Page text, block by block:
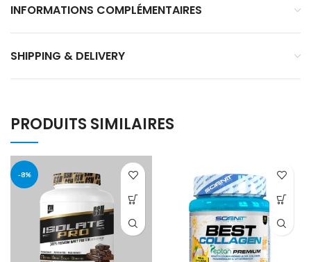
INFORMATIONS COMPLÉMENTAIRES
SHIPPING & DELIVERY
PRODUITS SIMILAIRES
-8%